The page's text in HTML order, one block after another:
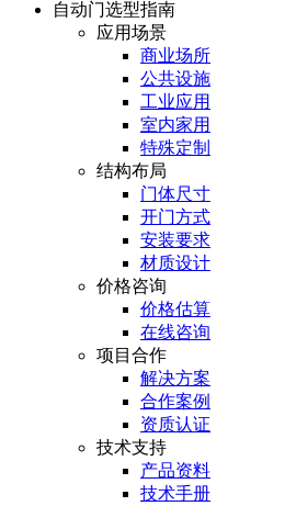
自动门选型指南
应用场景
商业场所
公共设施
工业应用
室内家用
特殊定制
结构布局
门体尺寸
开门方式
安装要求
材质设计
价格咨询
价格估算
在线咨询
项目合作
解决方案
合作案例
资质认证
技术支持
产品资料
技术手册